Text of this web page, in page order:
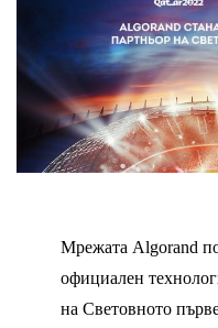
Мрежата Algorand
официален
на Световното